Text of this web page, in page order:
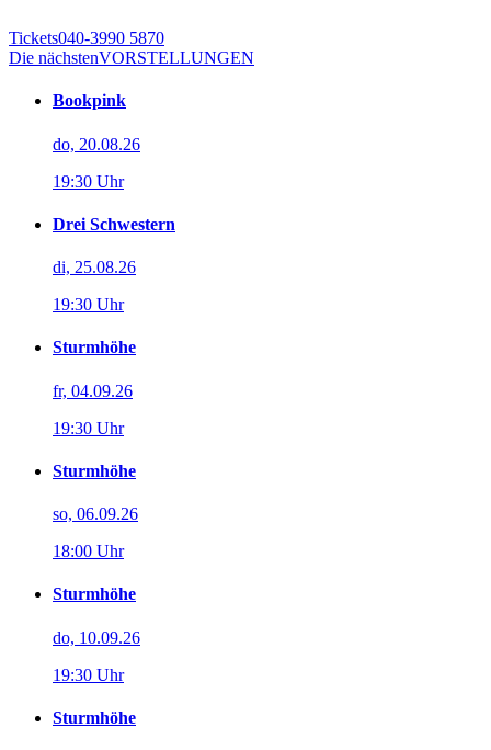
Tickets040-3990 5870
Die nächstenVORSTELLUNGEN
Bookpink
do, 20.08.26
19:30 Uhr
Drei Schwestern
di, 25.08.26
19:30 Uhr
Sturmhöhe
fr, 04.09.26
19:30 Uhr
Sturmhöhe
so, 06.09.26
18:00 Uhr
Sturmhöhe
do, 10.09.26
19:30 Uhr
Sturmhöhe